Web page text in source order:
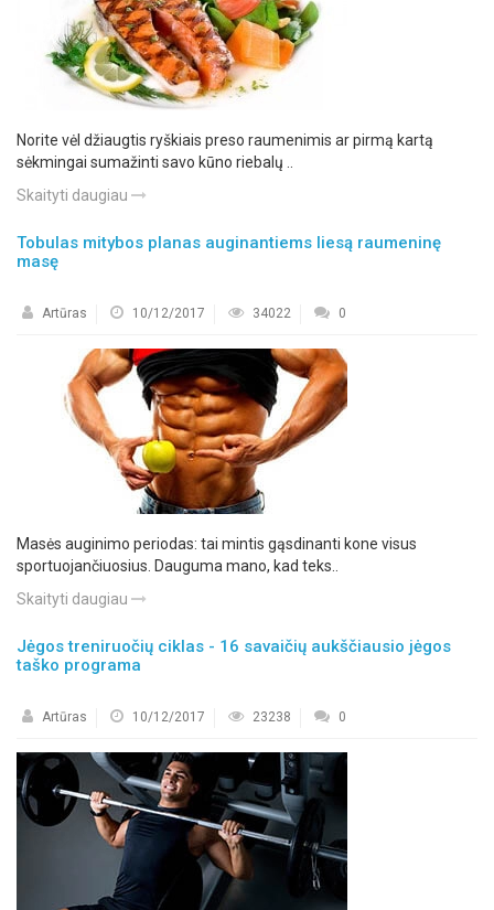
Norite vėl džiaugtis ryškiais preso raumenimis ar pirmą kartą
sėkmingai sumažinti savo kūno riebalų ..
Skaityti daugiau
Tobulas mitybos planas auginantiems liesą raumeninę
masę
Artūras 10/12/2017 34022 0
Masės auginimo periodas: tai mintis gąsdinanti kone visus
sportuojančiuosius. Dauguma mano, kad teks..
Skaityti daugiau
Jėgos treniruočių ciklas - 16 savaičių aukščiausio jėgos
taško programa
Artūras 10/12/2017 23238 0